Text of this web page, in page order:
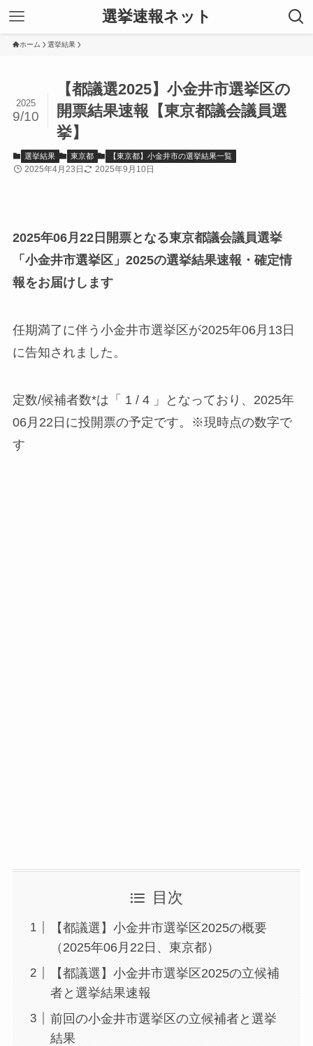
選挙速報ネット
ホーム 選挙結果
【都議選2025】小金井市選挙区の
開票結果速報【東京都議会議員選
挙】
2025
9/10
選挙結果 東京都 【東京都】小金井市の選挙結果一覧
2025年4月23日 2025年9月10日
2025年06月22日開票となる東京都議会議員選挙
「小金井市選挙区」2025の選挙結果速報・確定情
報をお届けします
任期満了に伴う小金井市選挙区が2025年06月13日
に告知されました。
定数/候補者数*は「 1 / 4 」となっており、2025年
06月22日に投開票の予定です。※現時点の数字で
す
目次
【都議選】小金井市選挙区2025の概要
（2025年06月22日、東京都）
【都議選】小金井市選挙区2025の立候補
者と選挙結果速報
前回の小金井市選挙区の立候補者と選挙
結果